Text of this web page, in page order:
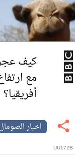
كيف
مع
أفريقيا؟
اخبار الصومال
UU17ZB